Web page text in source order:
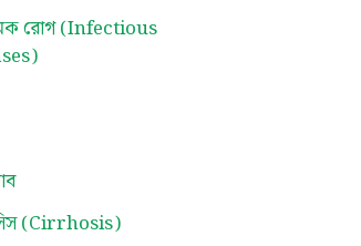
রোগ (Infectious
(Cirrhosis)